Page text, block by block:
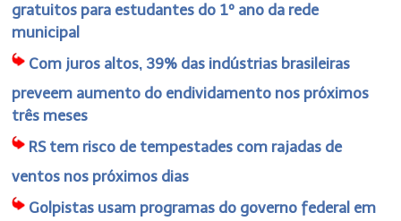
gratuitos para estudantes do 1º ano da rede
municipal
Com juros altos, 39% das indústrias brasileiras
preveem aumento do endividamento nos próximos
três meses
RS tem risco de tempestades com rajadas de
ventos nos próximos dias
Golpistas usam programas do governo federal em